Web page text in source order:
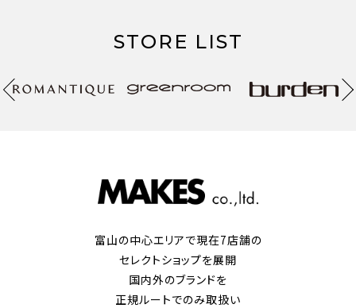
STORE LIST
富山の中心エリアで現在7店舗の
セレクトショップを展開
国内外のブランドを
正規ルートでのみ取扱い